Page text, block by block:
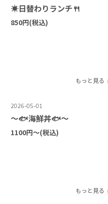
☀️日替わりランチ🍴
850円(税込)
もっと見る
2026-05-01
～🐟海鮮丼🐟～
1100円～(税込)
もっと見る